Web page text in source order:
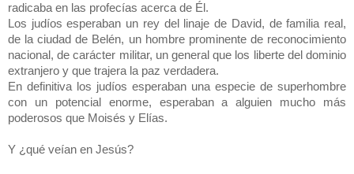
radicaba en las profecías acerca de Él.
Los judíos esperaban un rey del linaje de David, de familia real,
de la ciudad de Belén, un hombre prominente de reconocimiento
nacional, de carácter militar, un general que los liberte del dominio
extranjero y que trajera la paz verdadera.
En definitiva los judíos esperaban una especie de superhombre
con un potencial enorme, esperaban a alguien mucho más
poderosos que Moisés y Elías.
Y ¿qué veían en Jesús?